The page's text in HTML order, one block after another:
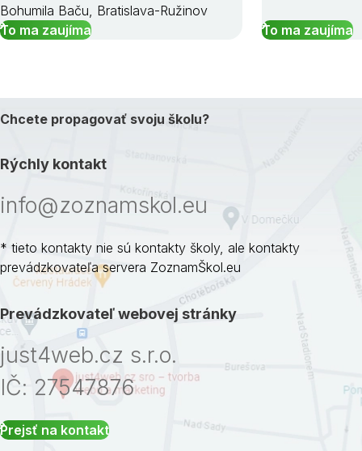
Bohumila Baču, Bratislava-Ružinov
To ma zaujíma
To ma zaujíma
Chcete propagovať svoju školu?
Rýchly kontakt
info@zoznamskol.eu
* tieto kontakty nie sú kontakty školy, ale kontakty
prevádzkovateľa servera ZoznamŠkol.eu
Prevádzkovateľ webovej stránky
just4web.cz s.r.o.
IČ: 27547876
Prejsť na kontakt